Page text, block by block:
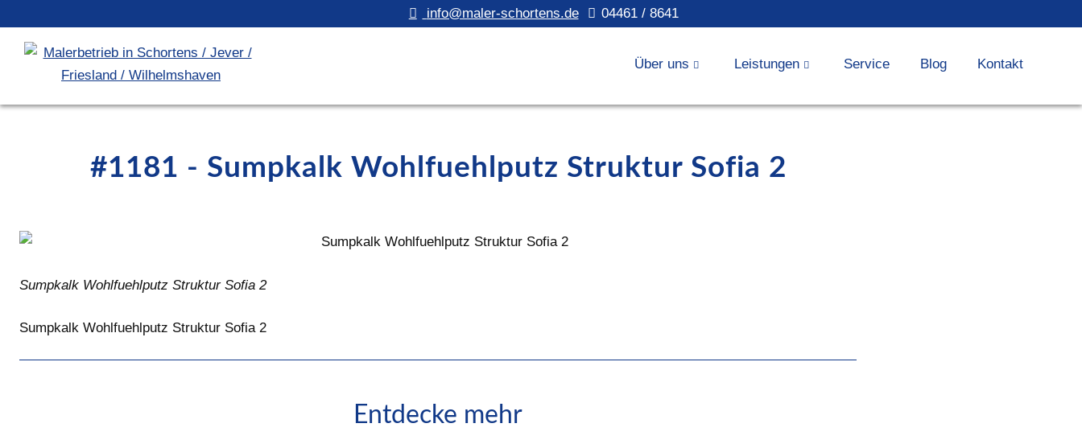
info@maler-schortens.de 04461 / 8641
Über uns Leistungen Service Blog Kontakt
#1181 - Sumpkalk Wohlfuehlputz Struktur Sofia 2
Sumpkalk Wohlfuehlputz Struktur Sofia 2
Sumpkalk Wohlfuehlputz Struktur Sofia 2
Entdecke mehr